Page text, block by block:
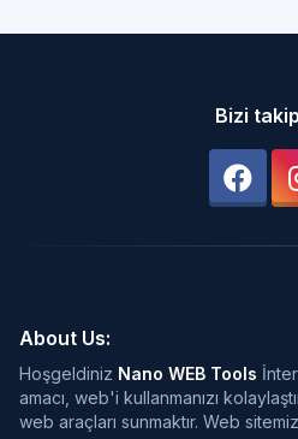
Bizi
About Us:
Hoşgeldiniz Nano WEB Tools
amacı, web'i kullanmanızı
web araçları sunmaktır. Web